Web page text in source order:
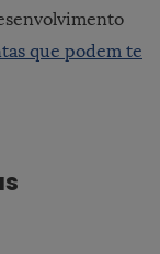
que podem te